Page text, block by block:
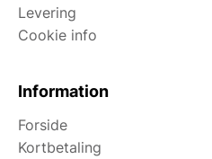
Levering
Cookie info
Information
Forside
Kortbetaling